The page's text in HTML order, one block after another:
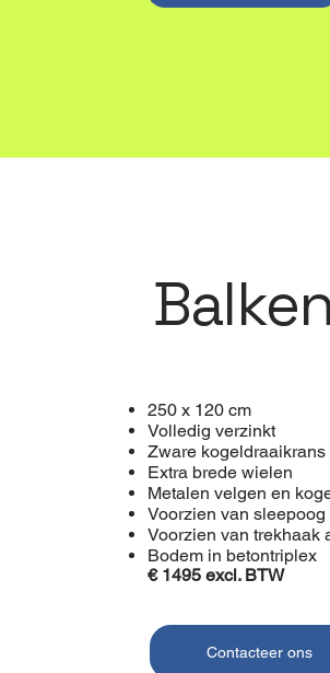
250 x 120 cm
Volledig verzinkt
Zware kogeldraaikrans
Extra brede wielen
Metalen velgen en
Voorzien van
Voorzien van trekhaak
Bodem in betontriplex
€ 1495 excl. BTW
Contacteer ons